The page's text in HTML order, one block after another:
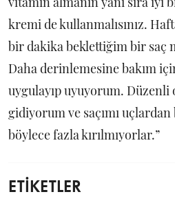
kremi de kullanmalısınız.
bir dakika beklettiğim bir saç
Daha derinlemesine bakım
uygulayıp uyuyorum. Düzenli
gidiyorum ve saçımı
böylece fazla kırılmıyorlar.”
ETİKETLER